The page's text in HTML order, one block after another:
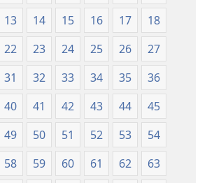
13 14 15 16 17
18
22 23 24 25 26
27
31 32 33 34 35
36
40 41 42 43 44
45
49 50 51 52 53
54
58 59 60 61 62
63